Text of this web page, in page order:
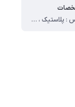
جنس : پلاستیک ، وزن : ۳۰ گرم ، سطح پوشش : ، قاب پشتی ، لبه بالایی ، لبه پایینی ، لبه چپ ، لبه راست ، حفاظت از دکمه‌ها ، قابلیت‌های کیف و کاور : مقاوم در برابر ضربه ، دسترسی آسان به درگاه ها ، دارای پوشش کلی ، لبه های برجسته برای محافظت صفحه نمایش ، لبه های برجسته برای محافظت دوربین